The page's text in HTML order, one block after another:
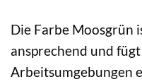
Die Farbe Moosgrün
ansprechend und
Arbeitsumgebungen